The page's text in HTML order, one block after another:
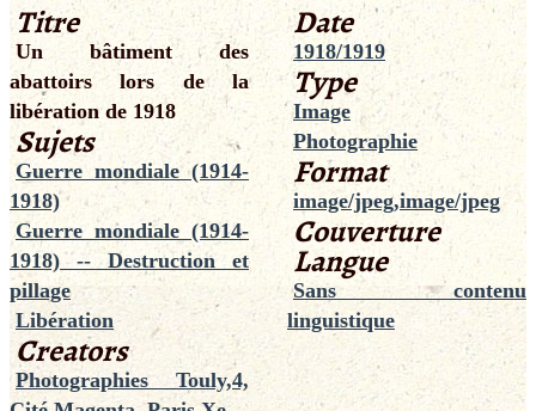
Titre
Un bâtiment des
abattoirs lors de la
libération de 1918
Sujets
Guerre mondiale (1914-
1918)
Guerre mondiale (1914-
1918) -- Destruction et
pillage
Libération
Creators
Photographies Touly,4,
Date
1918/1919
Type
Image
Photographie
Format
image/jpeg,image/jpeg
Couverture
Langue
Sans contenu
linguistique